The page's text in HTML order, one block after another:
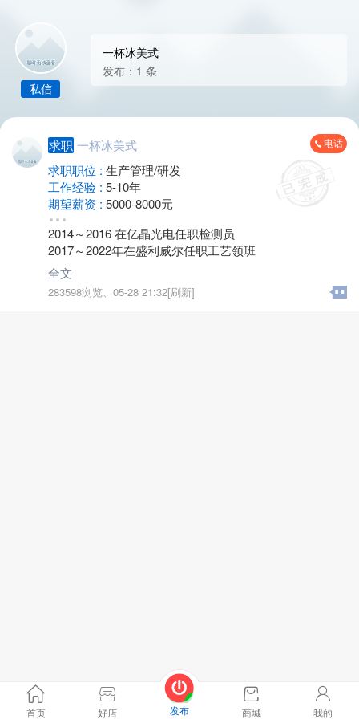
私信
一杯冰美式
发布：1 条
求职 一杯冰美式 电话
求职职位 : 生产管理/研发
工作经验 : 5-10年
期望薪资 : 5000-8000元
地区 :
2014～2016 在亿晶光电任职检测员
2017～2022年在盛利威尔任职工艺领班
全文
283598浏览、 05-28 21:32[刷新]
首页 好店 发布 商城 我的